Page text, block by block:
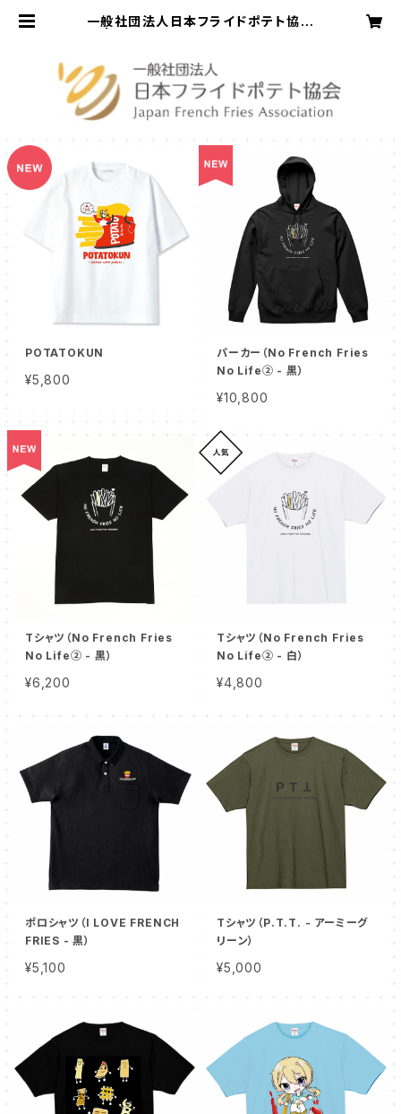
一般社団法人日本フライドポテト協会
POTATOKUN
¥5,800
パーカー（No French Fries
No Life② - 黒）
¥10,800
Tシャツ（No French Fries
No Life② - 黒）
¥6,200
Tシャツ（No French Fries
No Life② - 白）
¥4,800
ポロシャツ（I LOVE FRENCH
FRIES - 黒）
¥5,100
Tシャツ（P.T.T. - アーミーグ
リーン）
¥5,000